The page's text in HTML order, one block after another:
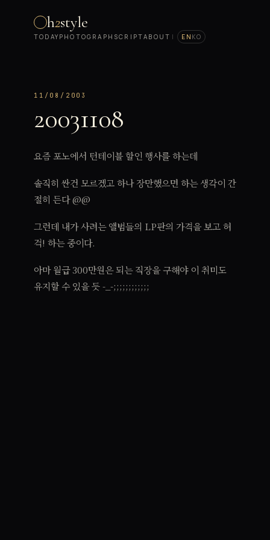
h2style
TODAY PHOTOGRAPH SCRIPTABOUT | EN KO
11/08/2003
20031108
요즘 포노에서 턴테이블 할인 행사를 하는데
솔직히 싼건 모르겠고 하나 장만했으면 하는 생각이 간
절히 든다 @@
그런데 내가 사려는 앨범들의 LP판의 가격을 보고 허
걱! 하는 중이다.
아마 월급 300만원은 되는 직장을 구해야 이 취미도
유지할 수 있을 듯 -_-;;;;;;;;;;;;